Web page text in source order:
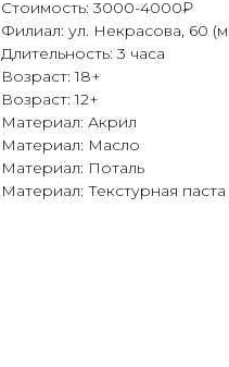
Стоимость: 3000-4000₽
Филиал: ул. Некрасова, 60
Длительность: 3 часа
Возраст: 18+
Возраст: 12+
Материал: Акрил
Материал: Масло
Материал: Поталь
Материал: Текстурная паста